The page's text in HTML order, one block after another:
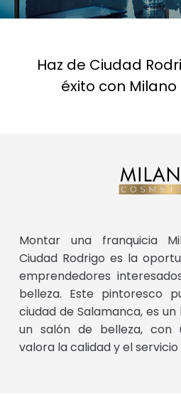
Haz de Ciudad
éxito con
Montar una franquicia
Ciudad Rodrigo es la
emprendedores
belleza. Este pintoresco
ciudad de Salamanca, es
un salón de belleza, con
valora la calidad y el